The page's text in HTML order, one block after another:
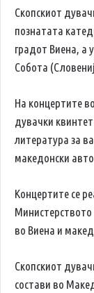
Скопскиот
познатата
градот Виена, а
Собота
На концертите
дувачки
литература за
македонски
Концертите се
во Виена и
Скопскиот
состави во